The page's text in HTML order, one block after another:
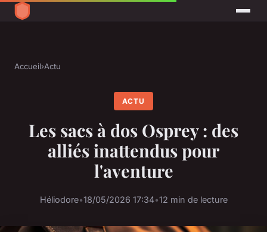
Accueil›Actu
ACTU
Les sacs à dos Osprey : des
alliés inattendus pour
l'aventure
Héliodore•18/05/2026 17:34•12 min de lecture